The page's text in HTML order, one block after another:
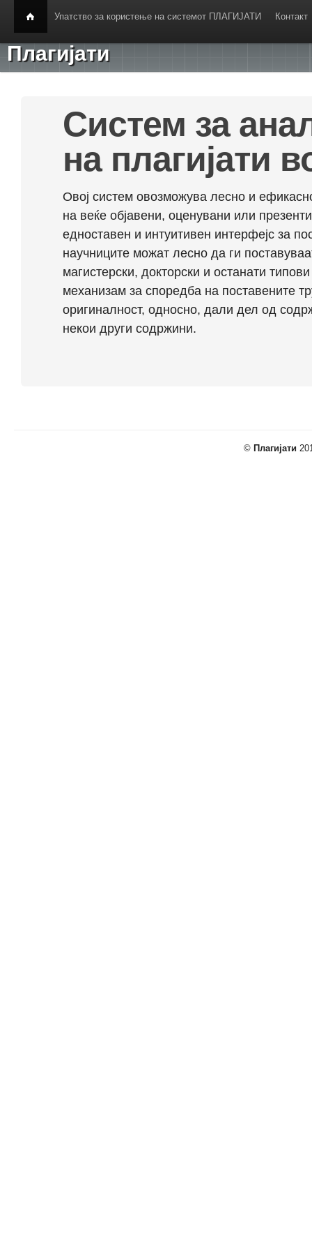
Упатство за користење на системот ПЛАГИЈАТИ Контакт
Плагијати
Систем за
на плагијати
Овој систем овозможува лесно и
на веќе објавени, оценувани или
едноставен и интуитивен интерфејс за
научниците можат лесно да ги
магистерски, докторски и останати
механизам за споредба на поставените
оригиналност, односно, дали дел од
некои други содржини.
© Плагијати